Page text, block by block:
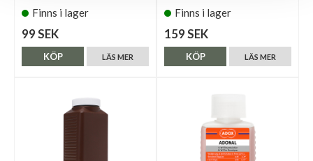
Finns i lager
99 SEK
LÄS MER
KÖP
Finns i lager
159 SEK
LÄS MER
KÖP